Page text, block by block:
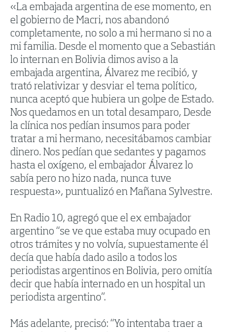
«La embajada argentina de ese momento, en
el gobierno de Macri, nos abandonó
completamente, no solo a mi hermano si no a
mi familia. Desde el momento que a Sebastián
lo internan en Bolivia dimos aviso a la
embajada argentina, Álvarez me recibió, y
trató relativizar y desviar el tema político,
nunca aceptó que hubiera un golpe de Estado.
Nos quedamos en un total desamparo, Desde
la clínica nos pedían insumos para poder
tratar a mi hermano, necesitábamos cambiar
dinero. Nos pedían que sedantes y pagamos
hasta el oxígeno, el embajador Álvarez lo
sabía pero no hizo nada, nunca tuve
respuesta», puntualizó en Mañana Sylvestre.
En Radio 10, agregó que el ex embajador
argentino “se ve que estaba muy ocupado en
otros trámites y no volvía, supuestamente él
decía que había dado asilo a todos los
periodistas argentinos en Bolivia, pero omitía
decir que había internado en un hospital un
periodista argentino”.
Más adelante, precisó: “Yo intentaba traer a